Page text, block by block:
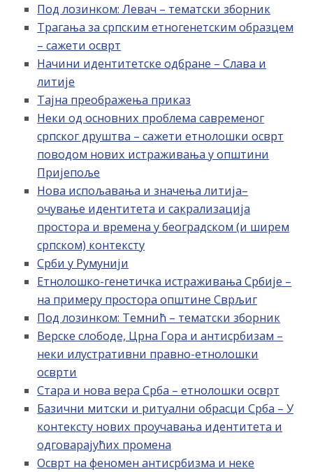
Под лозинком: Левач – тематски зборник
Трагања за српским етногенетским образцем
– сажети осврт
Начини идентитетске одбране – Слава и
литије
Тајна преображења приказ
Неки од основних проблема савременог
српског друштва – сажети етнолошки осврт
поводом нових истраживања у општини
Пријепоље
Нова испољавања и значења литија–
очување идентитета и сакрализација
простора и времена у београдском (и ширем
српском) контексту
Срби у Румунији
Етнолошко-генетичка истраживања Србије –
на примеру простора општине Сврљиг
Под лозинком: Темнић – тематски зборник
Верске слободе, Црна Гора и антисрбизам –
неки илустративни правно-етнолошки
осврти
Стара и нова вера Срба – етнолошки осврт
Базични митски и ритуални обрасци Срба – У
контексту нових проучавања идентитета и
одговарајућих промена
Осврт на феномен антисрбизма и неке